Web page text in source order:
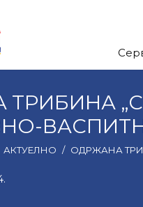
ТРИБИНА
АКТУЕЛНО / ОДРЖАНА